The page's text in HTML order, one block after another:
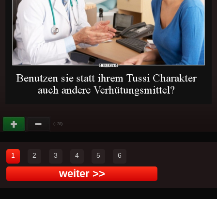
(+28)
1 2 3 4 5 6
weiter >>